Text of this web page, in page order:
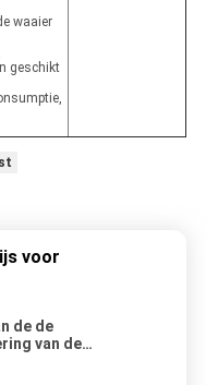
waaier
geschikt
voor
de de
van de